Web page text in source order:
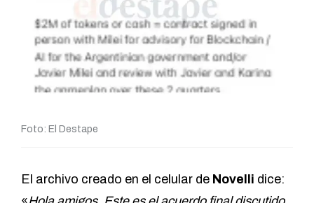
Foto: El Destape
El archivo creado en el celular de Novelli dice: